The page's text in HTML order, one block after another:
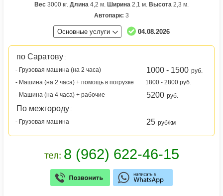
Вес 3000 кг. Длина 4,2 м. Ширина 2,1 м. Высота 2,3 м.
Автопарк: 3
Основные услуги 04.08.2026
по Саратову :
- Грузовая машина (на 2 часа)
1000 - 1500 руб.
- Машина (на 2 часа) + помощь в погрузке
1800 - 2800 руб.
- Машина (на 4 часа) + рабочие
5200 руб.
По межгороду :
- Грузовая машина
25 руб/км